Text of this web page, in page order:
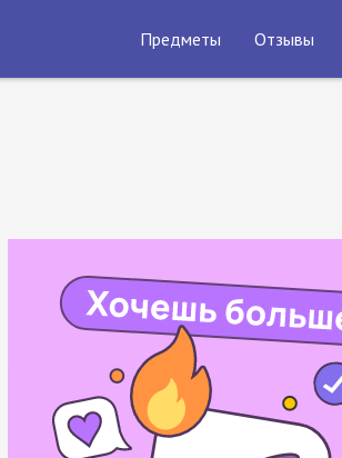
Предметы Отзывы